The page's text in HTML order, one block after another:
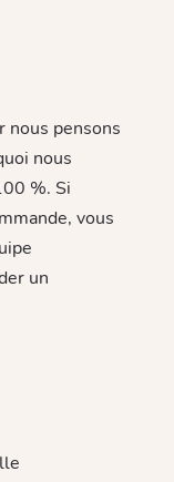
nous pensons
nous
%. Si
vous
un